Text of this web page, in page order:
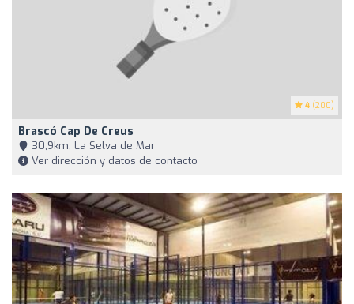
4 (200)
Brascó Cap De Creus
30,9km, La Selva de Mar
Ver dirección y datos de contacto